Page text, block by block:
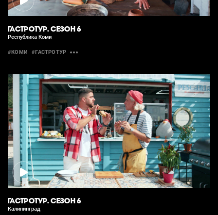
ГАСТРОТУР. СЕЗОН 6
Республика Коми
#КОМИ #ГАСТРОТУР
ГАСТРОТУР. СЕЗОН 6
Калининград